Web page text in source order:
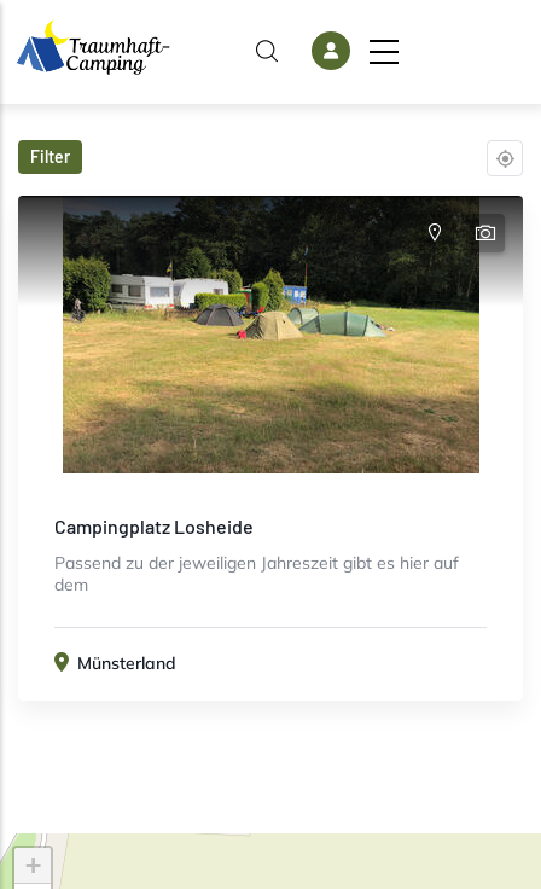
Direkt zum Inhalt
Filter
Campingplatz Losheide
Passend zu der jeweiligen Jahreszeit gibt es hier auf
dem
Münsterland
+